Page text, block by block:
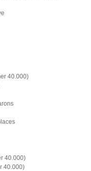
40.000)
40.000)
40.000)